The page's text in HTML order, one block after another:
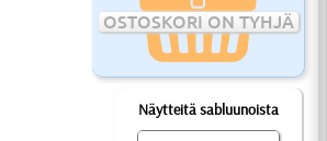
OSTOSKORI ON TYHJÄ
Näytteitä sabluunoista